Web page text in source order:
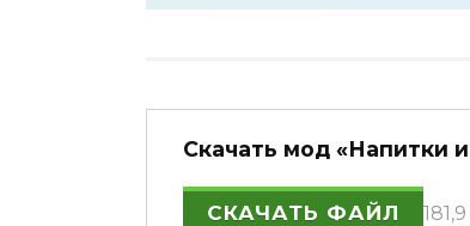
Скачать мод «Напитки
СКАЧАТЬ ФАЙЛ